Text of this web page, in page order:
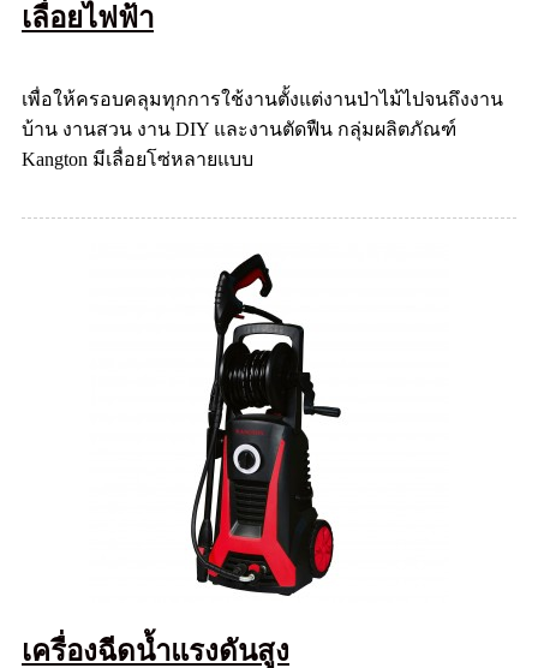
เลื่อยไฟฟ้า
เพื่อให้ครอบคลุมทุกการใช้งานตั้งแต่งานป่าไม้ไปจนถึงงาน
บ้าน งานสวน งาน DIY และงานตัดฟืน กลุ่มผลิตภัณฑ์
Kangton มีเลื่อยโซ่หลายแบบ
เครื่องฉีดน้ำแรงดันสูง